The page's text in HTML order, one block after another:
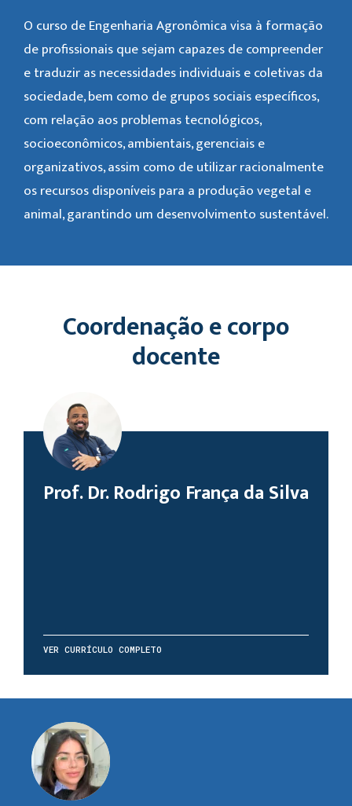
O curso de Engenharia Agronômica visa à formação
de profissionais que sejam capazes de compreender
e traduzir as necessidades individuais e coletivas da
sociedade, bem como de grupos sociais específicos,
com relação aos problemas tecnológicos,
socioeconômicos, ambientais, gerenciais e
organizativos, assim como de utilizar racionalmente
os recursos disponíveis para a produção vegetal e
animal, garantindo um desenvolvimento sustentável.
Coordenação e corpo
docente
Prof. Dr. Rodrigo França da Silva
VER CURRÍCULO COMPLETO